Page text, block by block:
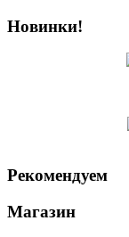
Новинки!
Рекомендуем
Магазин